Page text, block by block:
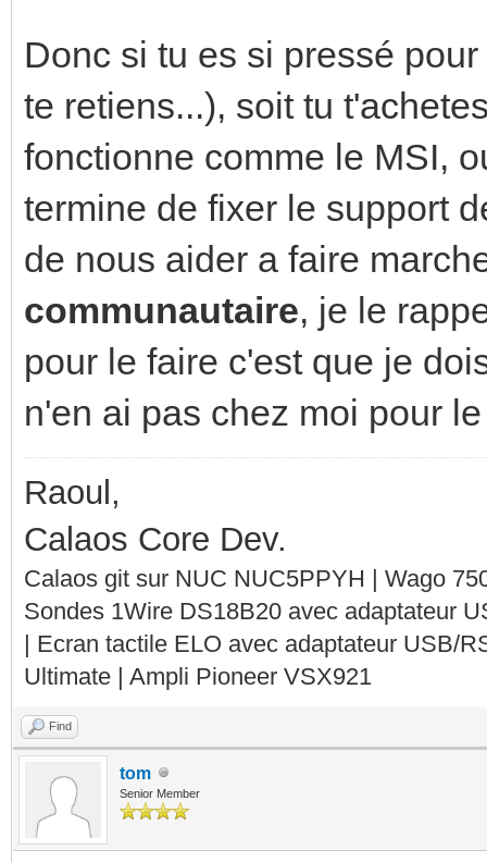
Donc si tu es si pressé
te retiens...), soit tu
fonctionne comme le MSI,
termine de fixer le support
de nous aider a faire
communautaire, je le
pour le faire c'est que je
n'en ai pas chez moi pour
Raoul,
Calaos Core Dev.
Calaos git sur NUC NUC5PPYH | Wago
Sondes 1Wire DS18B20 avec adaptateur
| Ecran tactile ELO avec adaptateur USB/
Ultimate | Ampli Pioneer VSX921
Find
tom
Senior Member